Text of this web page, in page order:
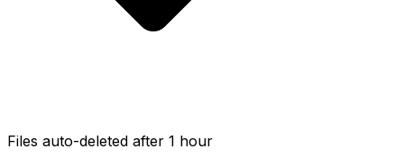
Files auto-deleted after 1 hour